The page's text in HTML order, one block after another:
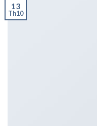
13
Th10